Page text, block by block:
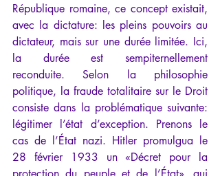
République romaine, ce concept existait,
avec la dictature: les pleins pouvoirs au
dictateur, mais sur une durée limitée. Ici,
la durée est sempiternellement
reconduite. Selon la philosophie
politique, la fraude totalitaire sur le Droit
consiste dans la problématique suivante:
légitimer l’état d’exception. Prenons le
cas de l’État nazi. Hitler promulgua le
28 février 1933 un «Décret pour la